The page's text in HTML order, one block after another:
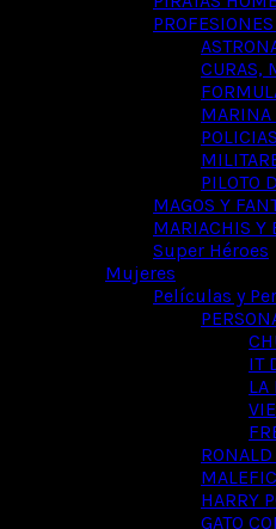
CURAS,
MARINA
PILOTO
MAGOS Y
MARIACHIS Y
Super Héroes
Mujeres
Películas y
IT
LA
HARRY
GATO